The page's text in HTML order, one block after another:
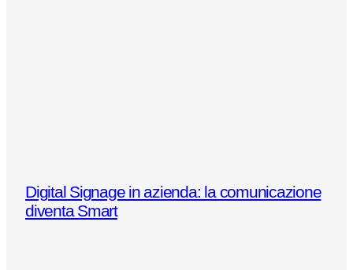
Digital Signage in azienda: la comunicazione
diventa Smart